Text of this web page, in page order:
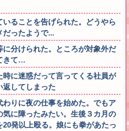
ることを告げられた。どうやら
だったようで...
分けられた。ところが対象外だ
きて…
に迷惑だって言ってくる社員が
返してしまった
わりに夜の仕事を始めた。でもア
に障ったみたい。生後３カ月の
発以上殴る。娘にも拳があたっ